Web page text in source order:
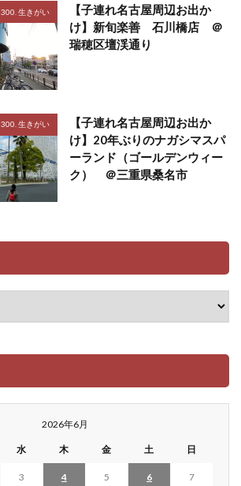
300. 生きがい
【子連れ名古屋周辺お出か
け】新旬楽善 石川橋店 ＠
瑞穂区壇渓通り
300. 生きがい
【子連れ名古屋周辺お出か
け】20年ぶりのナガシマスパ
ーランド（ゴールデンウィー
ク） ＠三重県桑名市
2026年6月
水 木 金 土 日
3 4 5 6 7